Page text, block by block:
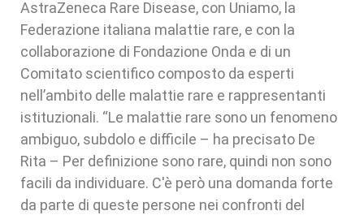
AstraZeneca Rare Disease, con Uniamo, la
Federazione italiana malattie rare, e con la
collaborazione di Fondazione Onda e di un
Comitato scientifico composto da esperti
nell’ambito delle malattie rare e rappresentanti
istituzionali. “Le malattie rare sono un fenomeno
ambiguo, subdolo e difficile – ha precisato De
Rita – Per definizione sono rare, quindi non sono
facili da individuare. C'è però una domanda forte
da parte di queste persone nei confronti del